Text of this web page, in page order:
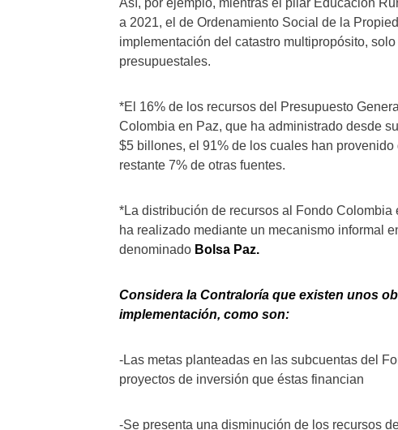
Así, por ejemplo, mientras el pilar Educación
a 2021, el de Ordenamiento Social de la
implementación del catastro multipropósito,
presupuestales.
*El 16% de los recursos del Presupuesto
Colombia en Paz, que ha administrado desde
$5 billones, el 91% de los cuales han
restante 7% de otras fuentes.
*La distribución de recursos al Fondo
ha realizado mediante un mecanismo informal
denominado Bolsa Paz.
Considera la Contraloría que existen unos
implementación, como son:
-Las metas planteadas en las subcuentas del
proyectos de inversión que éstas financian
-Se presenta una disminución de los recursos